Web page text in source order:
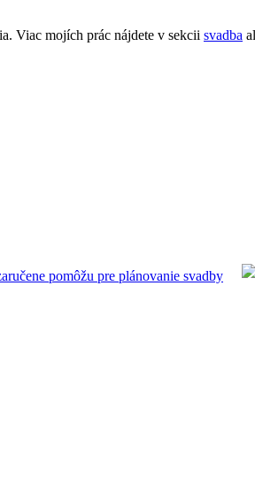
Viac mojích prác nájdete v sekcii svadba
pomôžu pre plánovanie svadby